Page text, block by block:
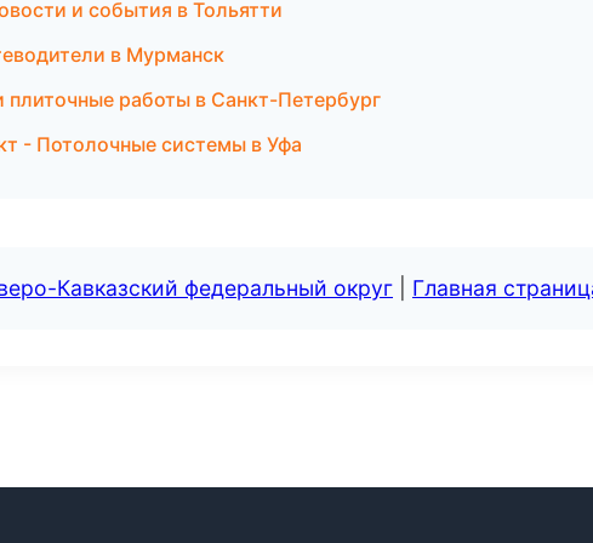
и события в Тольятти
в Мурманск
работы в Санкт-Петербург
- Потолочные системы в Уфа
Кавказский федеральный округ Главная